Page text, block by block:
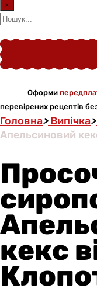
×
Оформи
перевірених рецептів
Головна>Випічка>
Апельсиновий
кекс